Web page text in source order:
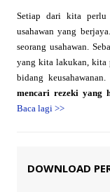
Setiap dari kita perlu
usahawan yang
seorang usahawan.
yang kita lakukan, kita
bidang
mencari rezeki yang
Baca lagi >>
DOWNLOAD